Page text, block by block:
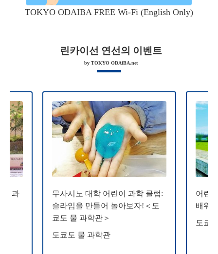
TOKYO ODAIBA FREE Wi-Fi (English Only)
린카이선 연선의 이벤트
by TOKYO ODAiBA.net
물 과
무사시노 대학 어린이 과학 클럽:
슬라임을 만들어 놀아보자!＜도
쿄도 물 과학관＞
도쿄도 물 과학관
어린
배워
도쿄